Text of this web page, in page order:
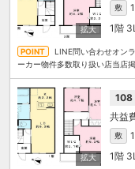
敷
1階
LINE問い合わせオン
ーカー物件多数取り扱い店当店
108
敷
1階